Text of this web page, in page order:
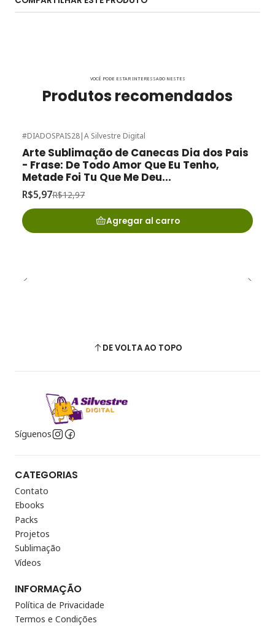
VOCÊ PODE ESTAR INTERESSADO NESTES
Produtos recomendados
#DIADOSPAIS28|A Silvestre Digital
Arte Sublimação de Canecas Dia dos Pais
- Frase: De Todo Amor Que Eu Tenho,
Metade Foi Tu Que Me Deu...
R$5,97R$12,97
Agregar al carro
DE VOLTA AO TOPO
Síguenos
CATEGORIAS
Contato
Ebooks
Packs
Projetos
Sublimação
Vídeos
INFORMAÇÃO
Política de Privacidade
Termos e Condições